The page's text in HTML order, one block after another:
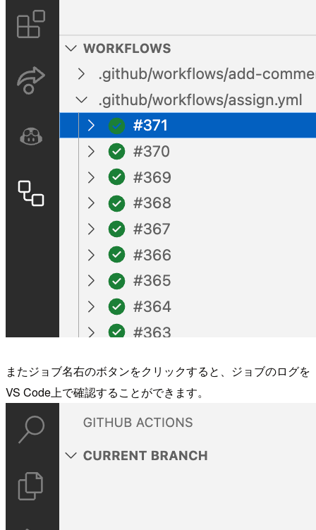
またジョブ名右のボタンをクリックすると、ジョブのログを
VS Code上で確認することができます。